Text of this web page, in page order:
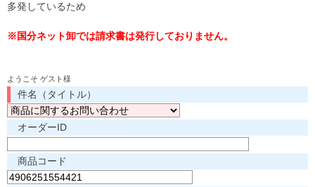
多発しているため
※国分ネット卸では請求書は発行しておりません。
ようこそ ゲスト様
件名（タイトル）
オーダーID
商品コード